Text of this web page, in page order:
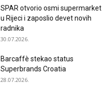
SPAR otvorio osmi supermarket
u Rijeci i zaposlio devet novih
radnika
30.07.2026.
Barcaffè stekao status
Superbrands Croatia
28.07.2026.